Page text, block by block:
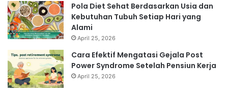
Pola Diet Sehat Berdasarkan Usia dan
Kebutuhan Tubuh Setiap Hari yang
Alami
April 25, 2026
Cara Efektif Mengatasi Gejala Post
Power Syndrome Setelah Pensiun Kerja
April 25, 2026